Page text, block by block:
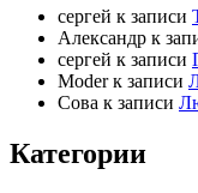
cергей к записи
Александр к
cергей к записи
Moderк записи
Сова к записи
Категории